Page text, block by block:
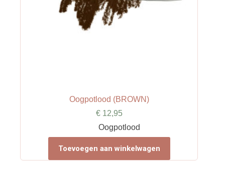
Oogpotlood (BROWN)
€12,95
Oogpotlood
Toevoegen aan winkelwagen